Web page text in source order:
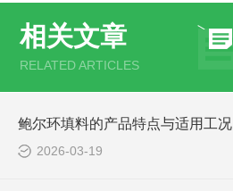
相关文章
RELATED ARTICLES
鲍尔环填料的产品特点与适用工况
2026-03-19